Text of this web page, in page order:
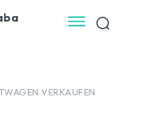
VERKAUFEN